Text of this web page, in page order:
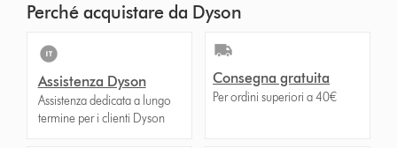
Perché acquistare da Dyson
Assistenza Dyson
Assistenza dedicata a lungo
termine per i clienti Dyson
Consegna gratuita
Per ordini superiori a 40€